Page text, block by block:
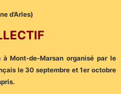
d’Arles)
Mont-de-Marsan organisé par le
le 30 septembre et 1er octobre